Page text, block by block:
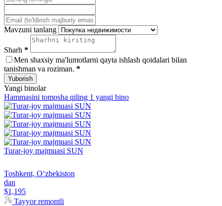
Mavzuni tanlang
Sharh *
Men shaxsiy ma'lumotlarni qayta ishlash qoidalari bilan
tanishman va roziman. *
Yuborish
Yangi binolar
Hammasini tomosha qiling 1 yangi bino
Turar-joy majmuasi SUN
Toshkent, Oʻzbekiston
dan
$1,195
Tayyor remontli